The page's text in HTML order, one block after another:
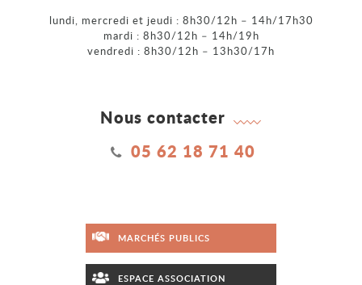
lundi, mercredi et jeudi : 8h30/12h – 14h/17h30
mardi : 8h30/12h – 14h/19h
vendredi : 8h30/12h – 13h30/17h
Nous contacter
05 62 18 71 40
MARCHÉS PUBLICS
ESPACE ASSOCIATION